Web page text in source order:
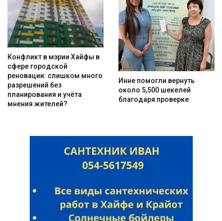
Конфликт в мэрии Хайфы в
сфере городской
реновации: слишком много
разрешений без
планирования и учёта
мнения жителей?
Инне помогли вернуть
около 5,500 шекелей
благодаря проверке